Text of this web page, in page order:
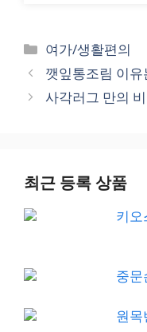
Categories
여가/생활편의
깻잎통조림 이유
사각러그 만의
최근 등록 상품
키오
중문
원목